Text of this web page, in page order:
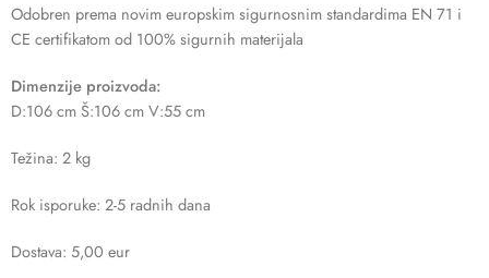
Odobren prema novim europskim sigurnosnim standardima EN 71 i
CE certifikatom od 100% sigurnih materijala
Dimenzije proizvoda:
D:106 cm Š:106 cm V:55 cm
Težina: 2 kg
Rok isporuke: 2-5 radnih dana
Dostava: 5,00 eur